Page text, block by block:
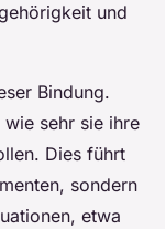
und
Bindung.
sehr sie ihre
Dies führt
sondern
etwa